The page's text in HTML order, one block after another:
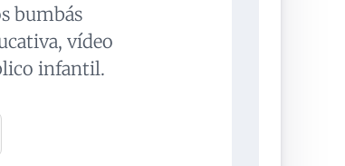
bumbás
vídeo
infantil.